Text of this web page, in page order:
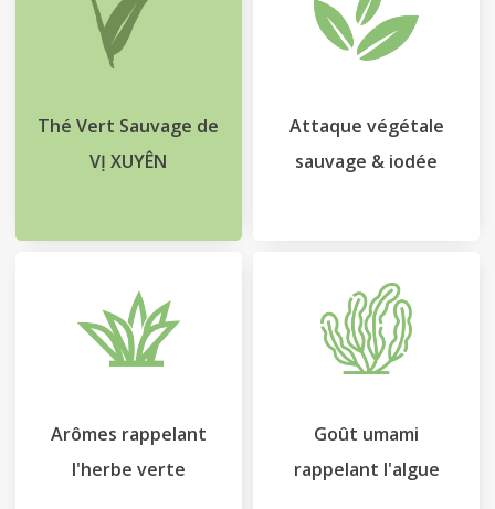
Mon
Panier
Thé Vert Sauvage de
VỊ XUYÊN
Attaque végétale
sauvage & iodée
Arômes rappelant
l'herbe verte
Goût umami
rappelant l'algue